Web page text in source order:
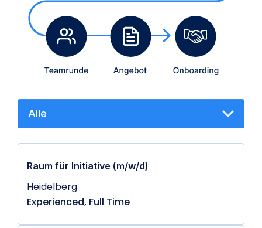
Raum für Initiative (m/w/d)
Heidelberg
Experienced, Full Time